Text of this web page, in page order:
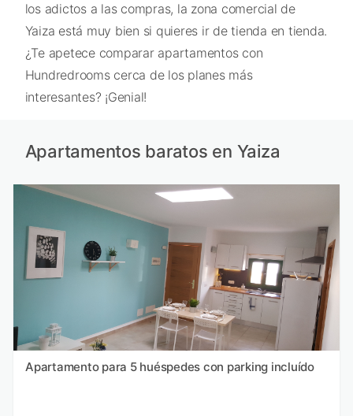
los adictos a las compras, la zona comercial de
Yaiza está muy bien si quieres ir de tienda en tienda.
¿Te apetece comparar apartamentos con
Hundredrooms cerca de los planes más
interesantes? ¡Genial!
Apartamentos baratos en Yaiza
Apartamento para 5 huéspedes con parking incluído